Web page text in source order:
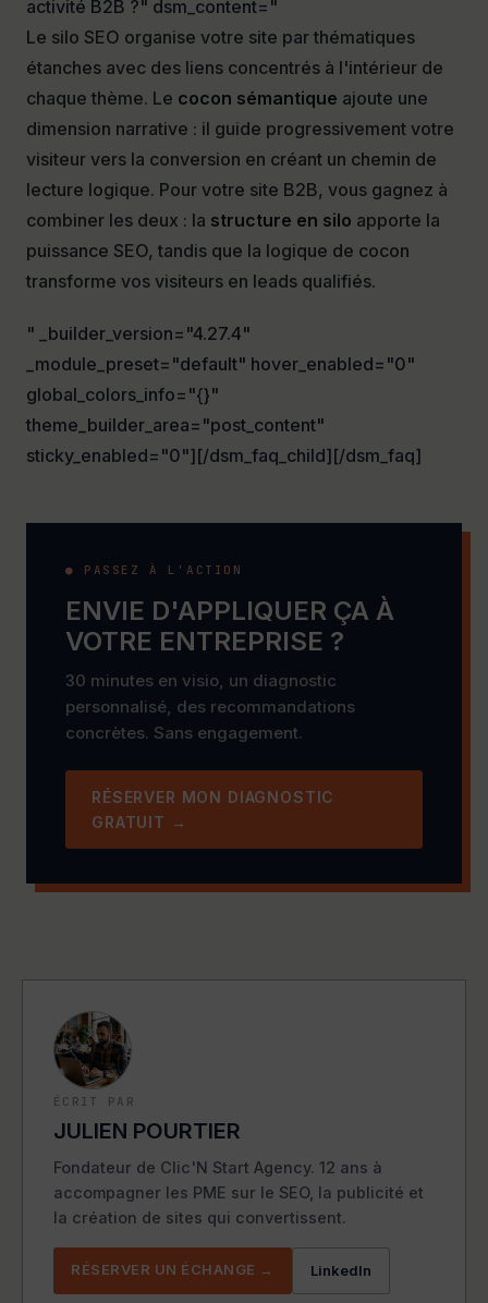
activité B2B ?" dsm_content="
Le silo SEO organise votre site par thématiques
étanches avec des liens concentrés à l'intérieur de
chaque thème. Le cocon sémantique ajoute une
dimension narrative : il guide progressivement votre
visiteur vers la conversion en créant un chemin de
lecture logique. Pour votre site B2B, vous gagnez à
combiner les deux : la structure en silo apporte la
puissance SEO, tandis que la logique de cocon
transforme vos visiteurs en leads qualifiés.
" _builder_version="4.27.4"
_module_preset="default" hover_enabled="0"
global_colors_info="{}"
theme_builder_area="post_content"
sticky_enabled="0"][/dsm_faq_child][/dsm_faq]
● PASSEZ À L'ACTION
ENVIE D'APPLIQUER ÇA À
VOTRE ENTREPRISE ?
30 minutes en visio, un diagnostic
personnalisé, des recommandations
concrètes. Sans engagement.
RÉSERVER MON DIAGNOSTIC
GRATUIT →
ÉCRIT PAR
JULIEN POURTIER
Fondateur de Clic'N Start Agency. 12 ans à
accompagner les PME sur le SEO, la publicité et
la création de sites qui convertissent.
RÉSERVER UN ÉCHANGE → LinkedIn